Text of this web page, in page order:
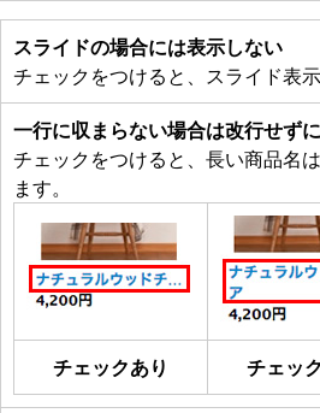
スライドの場合には表示しない
チェックをつけると、スライド表
一行に収まらない場合は改行せず
チェックをつけると、長い商品名
ます。
チェックあり チェッ